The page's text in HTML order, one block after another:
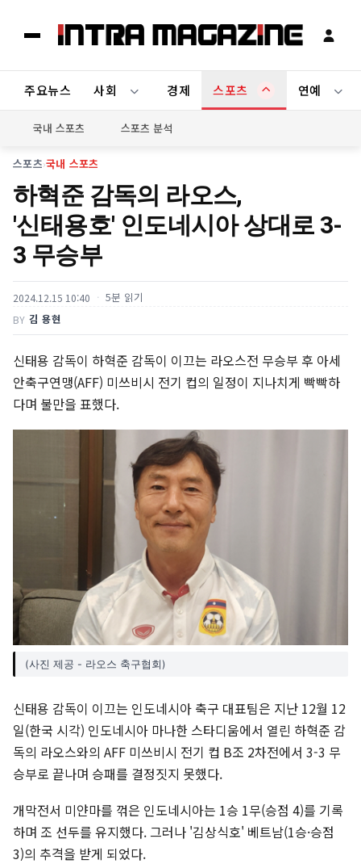
주요뉴스 사회 경제 스포츠 연예
국내 스포츠 스포츠 분석
스포츠›국내 스포츠
하혁준 감독의 라오스,
'신태용호' 인도네시아 상대로 3-
3 무승부
2024.12.15 10:40 5분 읽기
BY 김 용현
신태용 감독이 하혁준 감독이 이끄는 라오스전 무승부 후 아세
안축구연맹(AFF) 미쓰비시 전기 컵의 일정이 지나치게 빡빡하
다며 불만을 표했다.
(사진 제공 - 라오스 축구협회)
신태용 감독이 이끄는 인도네시아 축구 대표팀은 지난 12월 12
일(한국 시각) 인도네시아 마나한 스타디움에서 열린 하혁준 감
독의 라오스와의 AFF 미쓰비시 전기 컵 B조 2차전에서 3-3 무
승부로 끝나며 승패를 결정짓지 못했다.
개막전서 미얀마를 꺾은 인도네시아는 1승 1무(승점 4)를 기록
하며 조 선두를 유지했다. 그러나 '김상식호' 베트남(1승·승점
3)의 추격을 받게 되었다.